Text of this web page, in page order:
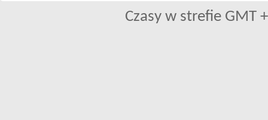
Czasy w strefie GMT